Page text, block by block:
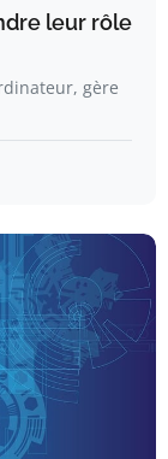
leur rôle
gère